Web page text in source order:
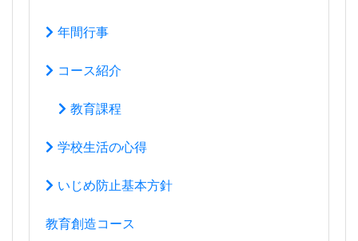
年間行事
コース紹介
教育課程
学校生活の心得
いじめ防止基本方針
教育創造コース